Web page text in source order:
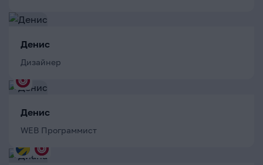
Денис
Дизайнер
Денис
WEB Программист